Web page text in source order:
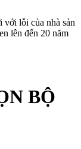
với lỗi của nhà sản
lên đến 20 năm
BỘ